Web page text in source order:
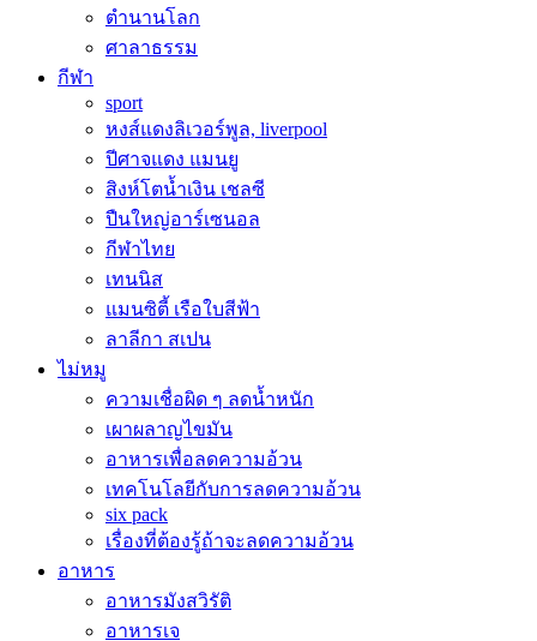
ตำนานโลก
ศาลาธรรม
กีฬา
sport
หงส์แดงลิเวอร์พูล, liverpool
ปีศาจแดง แมนยู
สิงห์โตน้ำเงิน เชลซี
ปืนใหญ่อาร์เซนอล
กีฬาไทย
เทนนิส
แมนซิตี้ เรือใบสีฟ้า
ลาลีกา สเปน
ไม่หมู
ความเชื่อผิด ๆ ลดน้ำหนัก
เผาผลาญไขมัน
อาหารเพื่อลดความอ้วน
เทคโนโลยีกับการลดความอ้วน
six pack
เรื่องที่ต้องรู้ถ้าจะลดความอ้วน
อาหาร
อาหารมังสวิรัติ
อาหารเจ